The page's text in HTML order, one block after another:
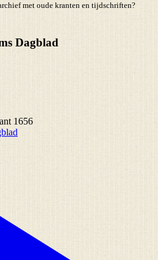
met oude kranten en tijdschriften?
Dagblad
1656